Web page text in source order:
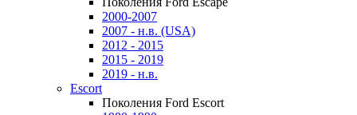
2000-2007
2007 - н.в. (USA)
2012 - 2015
2015 - 2019
2019 - н.в.
Escort
Поколения Ford Escort